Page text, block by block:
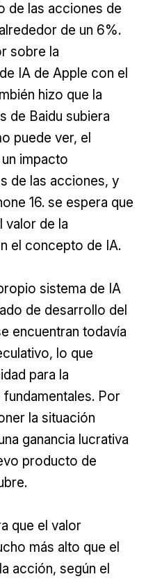
de las acciones de
de un 6%.
sobre la
IA de Apple con el
hizo que la
de Baidu subiera
puede ver, el
impacto
de las acciones, y
16. se espera que
valor de la
el concepto de IA.
sistema de IA
de desarrollo del
encuentran todavía
lo que
para la
Por
la situación
ganancia lucrativa
producto de
que el valor
más alto que el
acción, según el